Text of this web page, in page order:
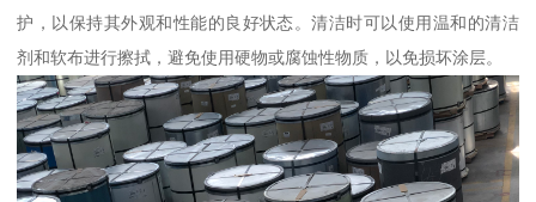
护，以保持其外观和性能的良好状态。清洁时可以使用温和的清洁
剂和软布进行擦拭，避免使用硬物或腐蚀性物质，以免损坏涂层。